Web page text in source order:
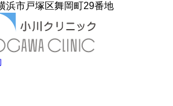
浜市戸塚区舞岡町29番地